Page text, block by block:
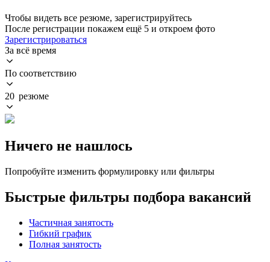
Чтобы видеть все резюме, зарегистрируйтесь
После регистрации покажем ещё 5 и откроем фото
Зарегистрироваться
За всё время
По соответствию
20 резюме
Ничего не нашлось
Попробуйте изменить формулировку или фильтры
Быстрые фильтры подбора вакансий
Частичная занятость
Гибкий график
Полная занятость